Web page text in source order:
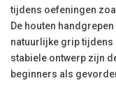
tijdens oefeningen
De houten
natuurlijke grip tijdens
stabiele ontwerp zijn
beginners als